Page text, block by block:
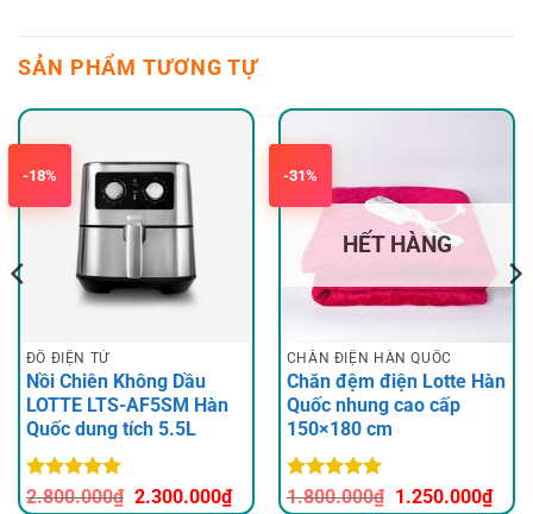
SẢN PHẨM TƯƠNG TỰ
-18%
ĐỒ ĐIỆN TỬ
Nồi Chiên Không Dầu
LOTTE LTS-AF5SM Hàn
Quốc dung tích 5.5L
Được xếp
2.800.000₫ Giá
2.300.000₫Giá
-31%
HẾT HÀNG
CHĂN ĐIỆN HÀN QUỐC
Chăn đệm điện Lotte Hàn
Quốc nhung cao cấp
150×180 cm
Được xếp
1.800.000₫ Giá
1.250.000₫Giá